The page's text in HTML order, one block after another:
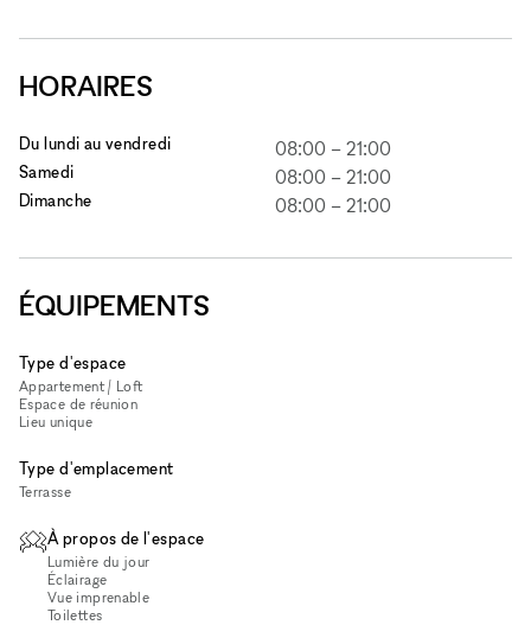
HORAIRES
Du lundi au vendredi 08:00 – 21:00
Samedi 08:00 – 21:00
Dimanche 08:00 – 21:00
ÉQUIPEMENTS
Type d'espace
Appartement / Loft
Espace de réunion
Lieu unique
Type d'emplacement
Terrasse
À propos de l'espace
Lumière du jour
Éclairage
Vue imprenable
Toilettes